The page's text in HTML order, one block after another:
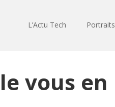
L’Actu Tech Portraits
vous en